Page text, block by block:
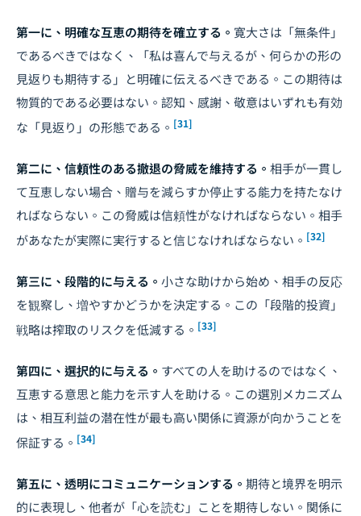
第一に、明確な互恵の期待を確立する。 寛大さは「無条件」
であるべきではなく、「私は喜んで与えるが、何らかの形の
見返りも期待する」と明確に伝えるべきである。この期待は
物質的である必要はない。認知、感謝、敬意はいずれも有効
な「見返り」の形態である。 [31]
第二に、信頼性のある撤退の脅威を維持する。 相手が一貫し
て互恵しない場合、贈与を減らすか停止する能力を持たなけ
ればならない。この脅威は信頼性がなければならない。相手
があなたが実際に実行すると信じなければならない。 [32]
第三に、段階的に与える。 小さな助けから始め、相手の反応
を観察し、増やすかどうかを決定する。この「段階的投資」
戦略は搾取のリスクを低減する。 [33]
第四に、選択的に与える。 すべての人を助けるのではなく、
互恵する意思と能力を示す人を助ける。この選別メカニズム
は、相互利益の潜在性が最も高い関係に資源が向かうことを
保証する。 [34]
第五に、透明にコミュニケーションする。 期待と境界を明示
的に表現し、他者が「心を読む」ことを期待しない。関係に